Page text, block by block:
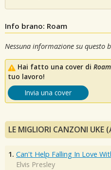
Info brano: Roam
Nessuna informazione su questo
Hai fatto una cover di Roam
tuo lavoro!
Invia una cover
LE MIGLIORI CANZONI UKE
1. Can't Help Falling In Love
Elvis Presley